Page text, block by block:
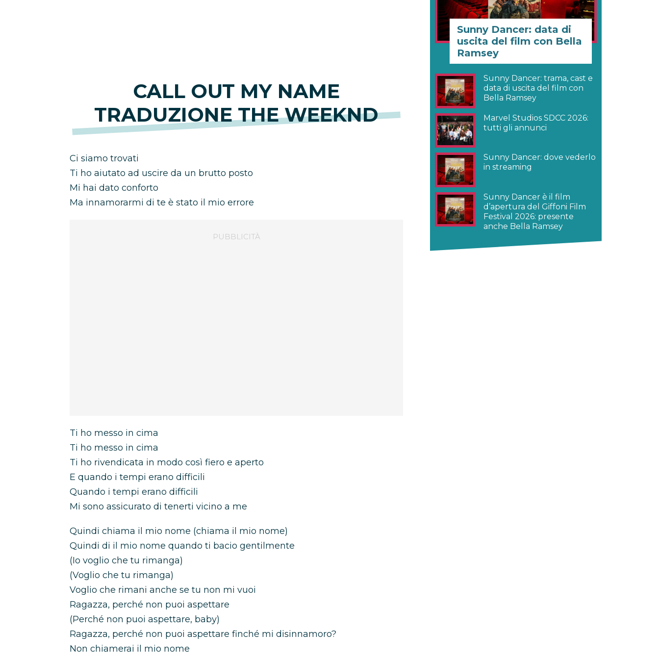
CALL OUT MY NAME
TRADUZIONE THE WEEKND
Ci siamo trovati
Ti ho aiutato ad uscire da un brutto posto
Mi hai dato conforto
Ma innamorarmi di te è stato il mio errore
Ti ho messo in cima
Ti ho messo in cima
Ti ho rivendicata in modo così fiero e aperto
E quando i tempi erano difficili
Quando i tempi erano difficili
Mi sono assicurato di tenerti vicino a me
Quindi chiama il mio nome (chiama il mio nome)
Quindi di il mio nome quando ti bacio gentilmente
(Io voglio che tu rimanga)
(Voglio che tu rimanga)
Voglio che rimani anche se tu non mi vuoi
Ragazza, perché non puoi aspettare
(Perché non puoi aspettare, baby)
Ragazza, perché non puoi aspettare finché mi disinnamoro?
Non chiamerai il mio nome
Sunny Dancer: data di
uscita del film con Bella
Ramsey
Sunny Dancer: trama, cast e
data di uscita del film con
Bella Ramsey
Marvel Studios SDCC 2026:
tutti gli annunci
Sunny Dancer: dove vederlo
in streaming
Sunny Dancer è il film
d’apertura del Giffoni Film
Festival 2026: presente
anche Bella Ramsey